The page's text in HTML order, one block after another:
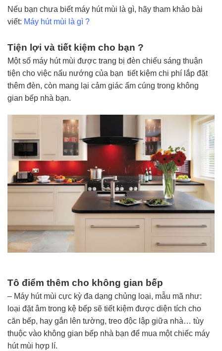
Nếu bạn chưa biết máy hút mùi là gì, hãy tham khảo bài
viết: Máy hút mùi là gì ?
Tiện lợi và tiết kiệm cho bạn ?
Một số máy hút mùi được trang bị đèn chiếu sáng thuận
tiện cho việc nấu nướng của bạn tiết kiệm chi phí lắp đặt
thêm đèn, còn mang lại cảm giác ấm cúng trong không
gian bếp nhà bạn.
Tô điểm thêm cho không gian bếp
– Máy hút mùi cực kỳ đa dạng chủng loại, mẫu mã như:
loại đặt âm trong kệ bếp sẽ tiết kiệm được diện tích cho
căn bếp, hay gắn lên tường, treo độc lập giữa nhà… tùy
thuộc vào không gian bếp nhà bạn để mua một chiếc máy
hút mùi hợp lí.